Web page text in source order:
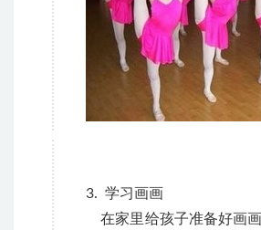
3. 学习画画
在家里给孩子准备好画